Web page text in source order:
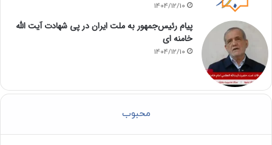
1404/12/10
پیام رئیس‌جمهور به ملت ایران در پی شهادت آیت الله
خامنه ای
1404/12/10
محبوب